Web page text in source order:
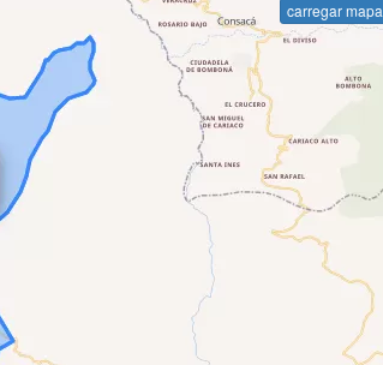
carregar mapa